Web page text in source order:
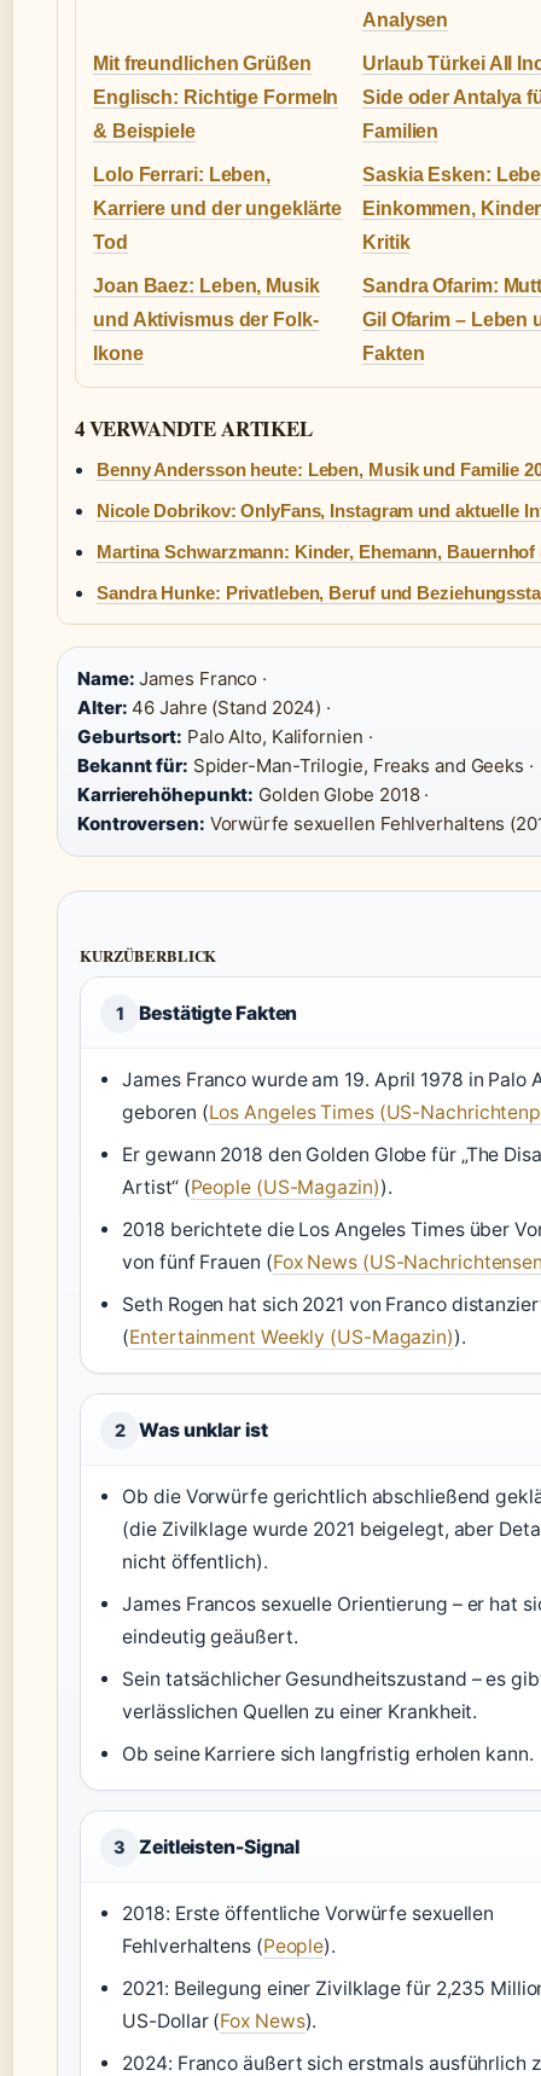
Analysen
Mit freundlichen Grüßen
Englisch: Richtige Formeln
& Beispiele
Urlaub Türkei All
Side oder Antalya
Familien
Lolo Ferrari: Leben,
Karriere und der ungeklärte
Tod
Saskia Esken:
Einkommen,
Kritik
Joan Baez: Leben, Musik
und Aktivismus der Folk-
Ikone
Sandra Ofarim:
Gil Ofarim – Leben
Fakten
4 VERWANDTE ARTIKEL
Benny Andersson heute: Leben, Musik und Familie
Nicole Dobrikov: OnlyFans, Instagram und aktuelle
Martina Schwarzmann: Kinder, Ehemann,
Sandra Hunke: Privatleben, Beruf und
Name: James Franco ·
Alter: 46 Jahre (Stand 2024) ·
Geburtsort: Palo Alto, Kalifornien ·
Bekannt für: Spider-Man-Trilogie, Freaks and Geeks ·
Karrierehöhepunkt: Golden Globe 2018 ·
Kontroversen: Vorwürfe sexuellen Fehlverhaltens
KURZÜBERBLICK
1 Bestätigte Fakten
James Franco wurde am 19. April 1978 in Palo
geboren (Los Angeles Times (US-
Er gewann 2018 den Golden Globe für „The
Artist“ (People (US-Magazin)).
2018 berichtete die Los Angeles Times über
von fünf Frauen (Fox News (US-
Seth Rogen hat sich 2021 von Franco
(Entertainment Weekly (US-Magazin)).
2 Was unklar ist
Ob die Vorwürfe gerichtlich abschließend
(die Zivilklage wurde 2021 beigelegt, aber
nicht öffentlich).
James Francos sexuelle Orientierung – er hat
eindeutig geäußert.
Sein tatsächlicher Gesundheitszustand – es
verlässlichen Quellen zu einer Krankheit.
Ob seine Karriere sich langfristig erholen kann.
3 Zeitleisten-Signal
2018: Erste öffentliche Vorwürfe sexuellen
Fehlverhaltens (People).
2021: Beilegung einer Zivilklage für 2,235
US-Dollar (Fox News).
2024: Franco äußert sich erstmals ausführlich